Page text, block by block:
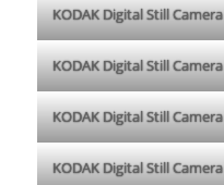
KODAK Digital Still Camera
KODAK Digital Still Camera
KODAK Digital Still Camera
KODAK Digital Still Camera